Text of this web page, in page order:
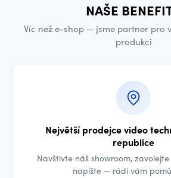
NAŠE
Víc než e-shop — jsme partner pro
produkci
Největší prodejce video
republice
Navštivte náš showroom,
napište — rádi vám